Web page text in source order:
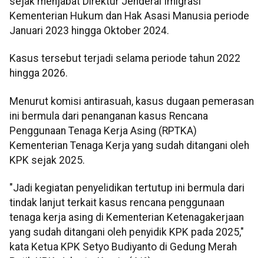
Kementerian Hukum dan Hak Asasi Manusia periode
Januari 2023 hingga Oktober 2024.
Kasus tersebut terjadi selama periode tahun 2022
hingga 2026.
Menurut komisi antirasuah, kasus dugaan pemerasan
ini bermula dari penanganan kasus Rencana
Penggunaan Tenaga Kerja Asing (RPTKA)
Kementerian Tenaga Kerja yang sudah ditangani oleh
KPK sejak 2025.
"Jadi kegiatan penyelidikan tertutup ini bermula dari
tindak lanjut terkait kasus rencana penggunaan
tenaga kerja asing di Kementerian Ketenagakerjaan
yang sudah ditangani oleh penyidik KPK pada 2025,"
kata Ketua KPK Setyo Budiyanto di Gedung Merah